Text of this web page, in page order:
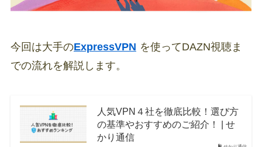
今回は大手のExpressVPN を使ってDAZN視聴ま
での流れを解説します。
人気VPN４社を徹底比較！選び方
の基準やおすすめのご紹介！ | せ
かり通信